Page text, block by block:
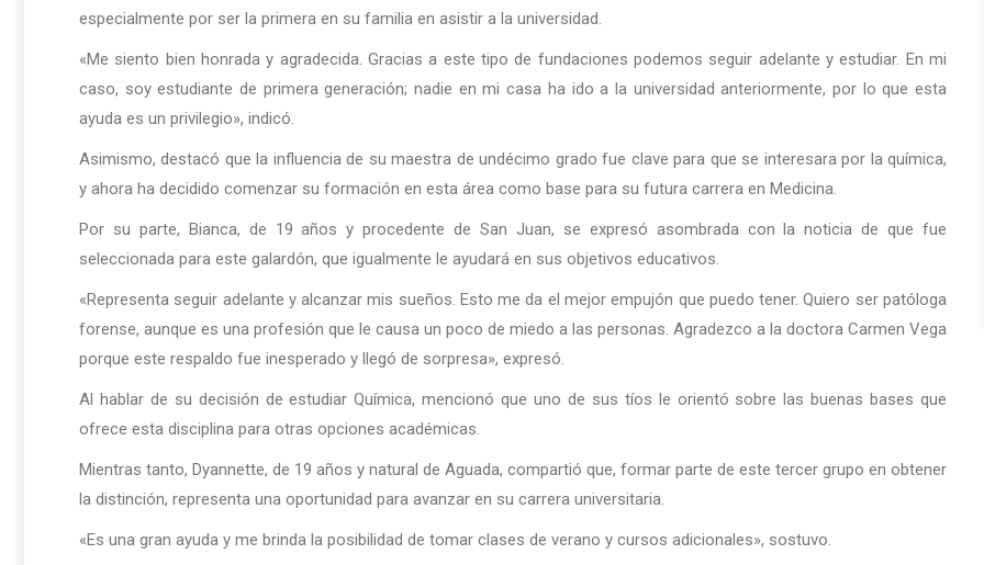
especialmente por ser la primera en su familia en asistir a la universidad.
«Me siento bien honrada y agradecida. Gracias a este tipo de fundaciones podemos seguir adelante y estudiar. En mi
caso, soy estudiante de primera generación; nadie en mi casa ha ido a la universidad anteriormente, por lo que esta
ayuda es un privilegio», indicó.
Asimismo, destacó que la influencia de su maestra de undécimo grado fue clave para que se interesara por la química,
y ahora ha decidido comenzar su formación en esta área como base para su futura carrera en Medicina.
Por su parte, Bianca, de 19 años y procedente de San Juan, se expresó asombrada con la noticia de que fue
seleccionada para este galardón, que igualmente le ayudará en sus objetivos educativos.
«Representa seguir adelante y alcanzar mis sueños. Esto me da el mejor empujón que puedo tener. Quiero ser patóloga
forense, aunque es una profesión que le causa un poco de miedo a las personas. Agradezco a la doctora Carmen Vega
porque este respaldo fue inesperado y llegó de sorpresa», expresó.
Al hablar de su decisión de estudiar Química, mencionó que uno de sus tíos le orientó sobre las buenas bases que
ofrece esta disciplina para otras opciones académicas.
Mientras tanto, Dyannette, de 19 años y natural de Aguada, compartió que, formar parte de este tercer grupo en obtener
la distinción, representa una oportunidad para avanzar en su carrera universitaria.
«Es una gran ayuda y me brinda la posibilidad de tomar clases de verano y cursos adicionales», sostuvo.